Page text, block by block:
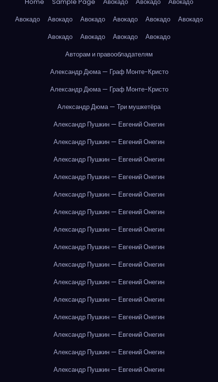
Авокадо
Авокадо Авокадо Авокадо Авокадо
Авокадо
Авокадо
Авокадо Авокадо
Авокадо
Авторам и правообладателям
Александр Дюма — Граф Монте-Кристо
Александр Дюма — Граф Монте-Кристо
Александр Дюма — Три мушкетёра
Александр Пушкин — Евгений Онегин
Александр Пушкин — Евгений Онегин
Александр Пушкин — Евгений Онегин
Александр Пушкин — Евгений Онегин
Александр Пушкин — Евгений Онегин
Александр Пушкин — Евгений Онегин
Александр Пушкин — Евгений Онегин
Александр Пушкин — Евгений Онегин
Александр Пушкин — Евгений Онегин
Александр Пушкин — Евгений Онегин
Александр Пушкин — Евгений Онегин
Александр Пушкин — Евгений Онегин
Александр Пушкин — Евгений Онегин
Александр Пушкин — Евгений Онегин
Александр Пушкин — Евгений Онегин